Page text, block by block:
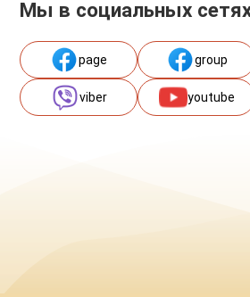
Мы в социальных
page group
viber youtube